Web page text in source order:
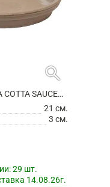
search
ПОДДОН TERRA COTTA SAUCER GREY
21 см.
3 см.
29 шт.
14.08.26г.